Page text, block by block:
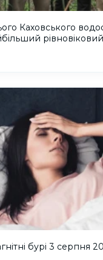
Каховського
бурі 3 серпня